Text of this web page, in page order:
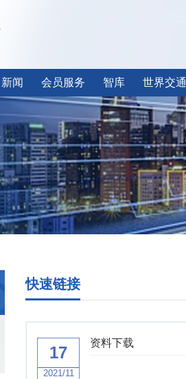
新闻 会员服务 智库 世界交
快速链接
17
2021/11
资料下载